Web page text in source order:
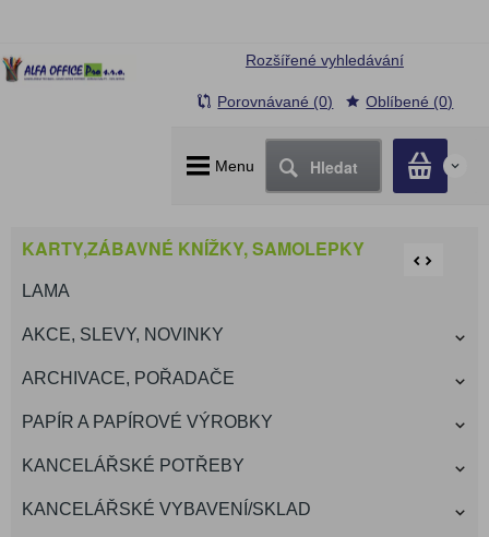
Menu Hledat 0
Rozšířené vyhledávání
Porovnávané (0) Oblíbené (0)
KARTY,ZÁBAVNÉ KNÍŽKY, SAMOLEPKY
LAMA
AKCE, SLEVY, NOVINKY
ARCHIVACE, POŘADAČE
PAPÍR A PAPÍROVÉ VÝROBKY
KANCELÁŘSKÉ POTŘEBY
KANCELÁŘSKÉ VYBAVENÍ/SKLAD